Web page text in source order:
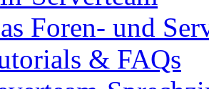
Foren- und
& FAQs